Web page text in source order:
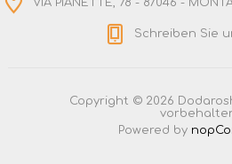
VIA PIANETTE, 78 - 87046 -
Schreiben Sie
Copyright © 2026
Powered by